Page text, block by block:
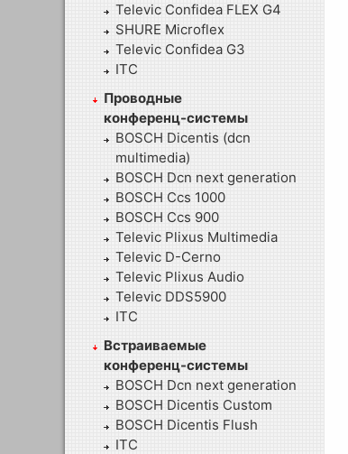
Televic Confidea FLEX G4
SHURE Microflex
Televic Confidea G3
ITC
Проводные
конференц-системы
BOSCH Dicentis (dcn
multimedia)
BOSCH Dcn next generation
BOSCH Ccs 1000
BOSCH Ccs 900
Televic Plixus Multimedia
Televic D-Cerno
Televic Plixus Audio
Televic DDS5900
ITC
Встраиваемые
конференц-системы
BOSCH Dcn next generation
BOSCH Dicentis Custom
BOSCH Dicentis Flush
ITC